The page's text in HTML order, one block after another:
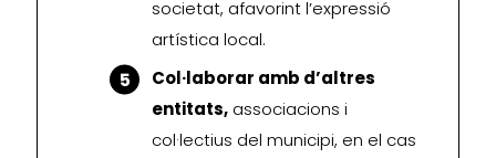
societat, afavorint l’expressió
artística local.
Col·laborar amb d’altres
entitats,associacions i
col·lectius del municipi, en el cas